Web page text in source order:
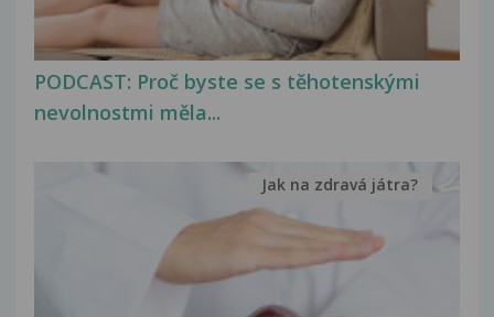
PODCAST: Proč byste se s těhotenskými
nevolnostmi měla...
Jak na zdravá játra?